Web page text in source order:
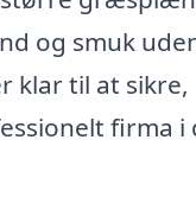
og smuk
klar til at sikre,
firma i